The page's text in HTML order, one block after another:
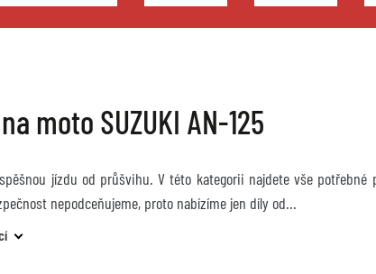
moto SUZUKI AN-125
jízdu od průšvihu. V této kategorii najdete vše
nepodceňujeme, proto nabízíme jen díly od